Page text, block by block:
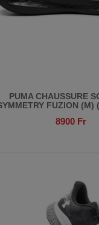
PUMA CHAUSSURE
FUZION (M)
8900 Fr